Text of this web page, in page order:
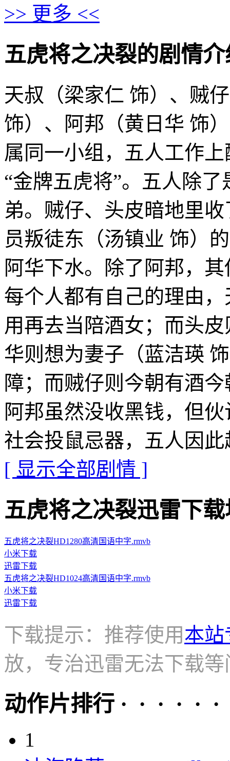
>> 更多 <<
五虎将之决裂的剧情介
天叔（梁家仁 饰）、贼
饰）、阿邦（黄日华 饰
属同一小组，五人工作
“金牌五虎将”。五人除
弟。贼仔、头皮暗地里
员叛徒东（汤镇业 饰）
阿华下水。除了阿邦，
每个人都有自己的理由
用再去当陪酒女；而头
华则想为妻子（蓝洁瑛
障；而贼仔则今朝有酒
阿邦虽然没收黑钱，但
社会投鼠忌器，五人因
[ 显示全部剧情 ]
五虎将之决裂迅雷下载
五虎将之决裂HD1280高清国语中字.rmvb
小米下载
迅雷下载
五虎将之决裂HD1024高清国语中字.rmvb
小米下载
迅雷下载
下载提示：推荐使用本站
放，专治迅雷无法下载等
动作片排行 · · · · · ·
1